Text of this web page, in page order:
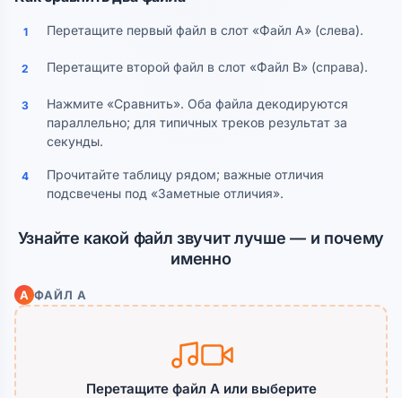
1 Перетащите первый файл в слот «Файл A» (слева).
2 Перетащите второй файл в слот «Файл B» (справа).
3
Нажмите «Сравнить». Оба файла декодируются
параллельно; для типичных треков результат за
секунды.
4
Прочитайте таблицу рядом; важные отличия
подсвечены под «Заметные отличия».
Узнайте какой файл звучит лучше — и почему
именно
A ФАЙЛ A
Перетащите файл A или выберите